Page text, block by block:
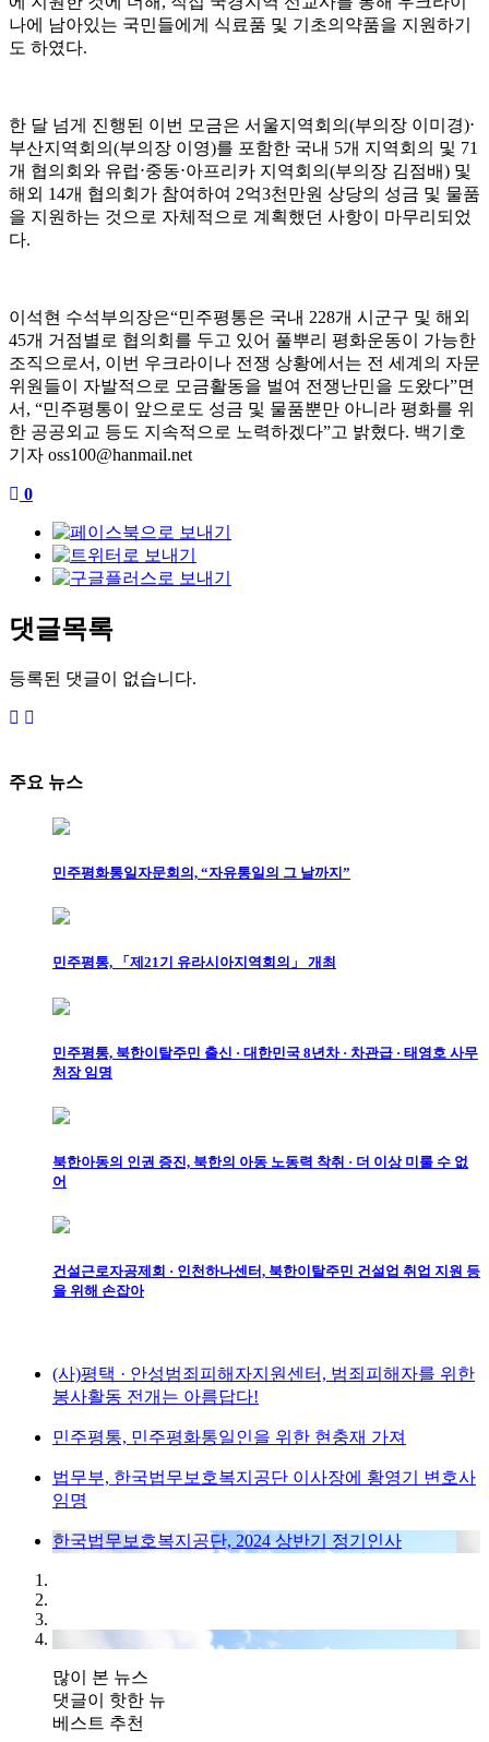
나에 남아있는 국민들에게 식료품 및 기초의약품을 지원하기
도 하였다.
한 달 넘게 진행된 이번 모금은 서울지역회의 (부의장 이미경)⋅
부산지역회의 (부의장 이영)를 포함한 국내 5개 지역회의 및 71
개 협의회와 유럽⋅중동⋅아프리카 지역회의 (부의장 김점배) 및
해외 14개 협의회가 참여하여 2억3천만원 상당의 성금 및 물품
을 지원하는 것으로 자체적으로 계획했던 사항이 마무리되었
다.
이석현 수석부의장은“민주평통은 국내 228개 시군구 및 해외
45개 거점별로 협의회를 두고 있어 풀뿌리 평화운동이 가능한
조직으로서 , 이번 우크라이나 전쟁 상황에서는 전 세계의 자문
위원들이 자발적으로 모금활동을 벌여 전쟁난민을 도왔다”면
서 , “민주평통이 앞으로도 성금 및 물품뿐만 아니라 평화를 위
한 공공외교 등도 지속적으로 노력하겠다”고 밝혔다. 백기호
기자 oss100@hanmail.net
0
댓글목록
등록된 댓글이 없습니다.
주요 뉴스
민주평화통일자문회의, “자유통일의 그 날까지”
민주평통, 「제21기 유라시아지역회의」 개최
민주평통, 북한이탈주민 출신 · 대한민국 8년차 · 차관급 · 태영호 사무
처장 임명
북한아동의 인권 증진, 북한의 아동 노동력 착취 · 더 이상 미룰 수 없
어
건설근로자공제회 · 인천하나센터, 북한이탈주민 건설업 취업 지원 등
을 위해 손잡아
(사)평택 · 안성범죄피해자지원센터, 범죄피해자를 위한
봉사활동 전개는 아름답다!
민주평통, 민주평화통일인을 위한 현충재 가져
법무부, 한국법무보호복지공단 이사장에 황영기 변호사
임명
한국법무보호복지공단, 2024 상반기 정기인사
많이 본 뉴스
댓글이 핫한 뉴
베스트 추천